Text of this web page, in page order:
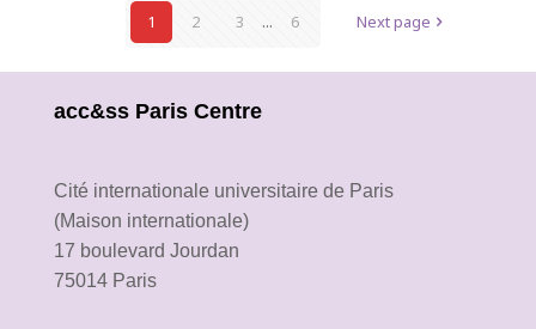
1 2 3 ... 6 Next page
acc&ss Paris Centre
Cité internationale universitaire de Paris
(Maison internationale)
17 boulevard Jourdan
75014 Paris